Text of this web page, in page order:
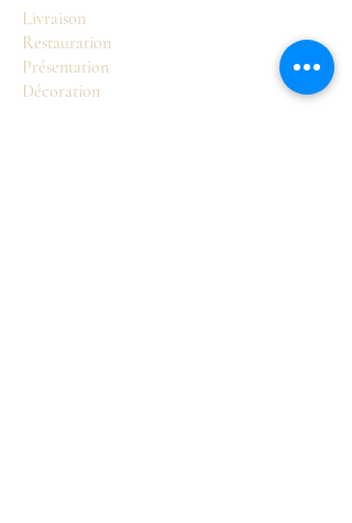
Livraison
Restauration
Présentation
Décoration